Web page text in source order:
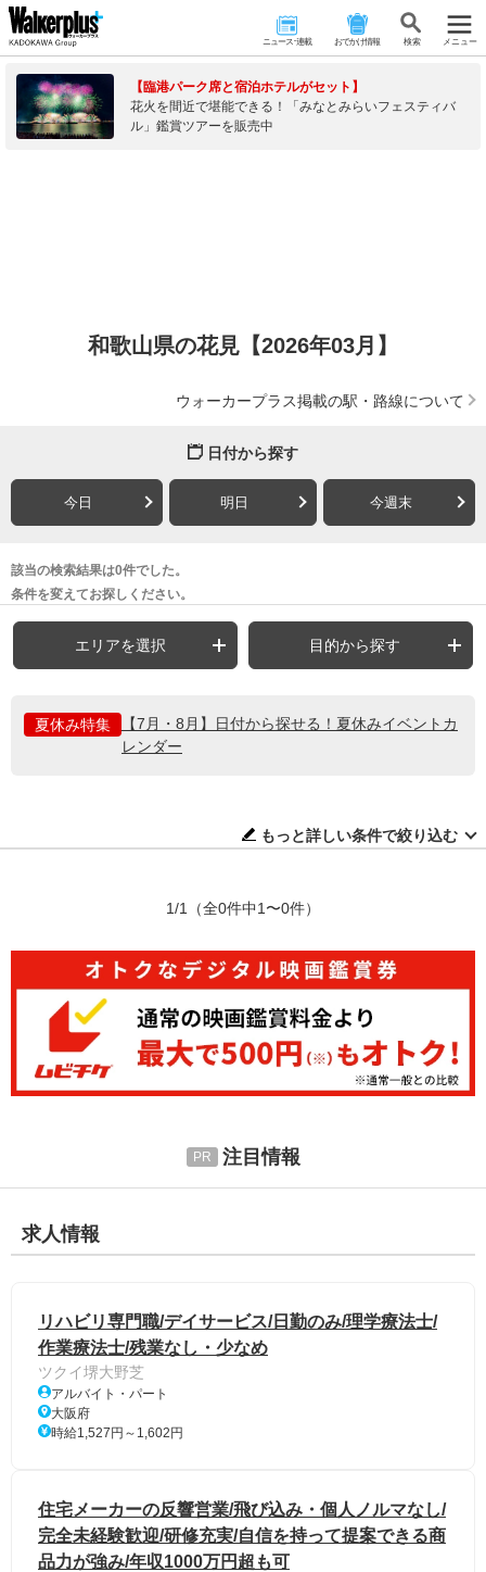
ニュース･連載 おでかけ情報 検 索 メニュー
【臨港パーク席と宿泊ホテルがセット】
花火を間近で堪能できる！「みなとみらいフェスティバ
ル」鑑賞ツアーを販売中
和歌山県の花見【2026年03月】
ウォーカープラス掲載の駅・路線について
日付から探す
今日 明日 今週末
該当の検索結果は0件でした。
条件を変えてお探しください。
エリアを選択 目的から探す
夏休み特集
【7月・8月】日付から探せる！夏休みイベントカ
レンダー
もっと詳しい条件で絞り込む
1/1 （全0件中1〜0件）
注目情報
求人情報
リハビリ専門職/デイサービス/日勤のみ/理学療法士/
作業療法士/残業なし・少なめ
ツクイ堺大野芝
アルバイト・パート
大阪府
時給1,527円～1,602円
住宅メーカーの反響営業/飛び込み・個人ノルマなし/
完全未経験歓迎/研修充実/自信を持って提案できる商
品力が強み/年収1000万円超も可